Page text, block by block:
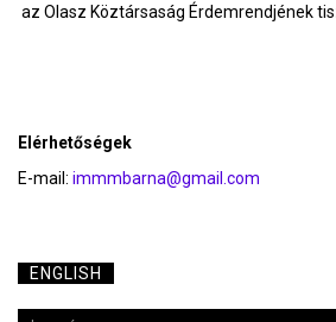
az Olasz Köztársaság Érdemrendjének
Elérhetőségek
E-mail: immmbarna@gmail.com
ENGLISH